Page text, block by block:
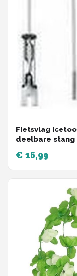
Fietsvlag
deelbare stang
€ 16,99